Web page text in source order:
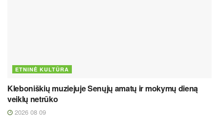
ETNINĖ KULTŪRA
Kleboniškių muziejuje Senųjų amatų ir mokymų dieną
veiklų netrūko
2026 08 09